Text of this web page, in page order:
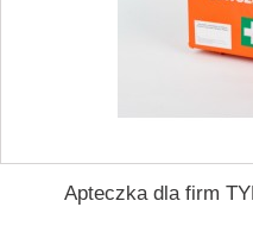
Apteczka dla firm